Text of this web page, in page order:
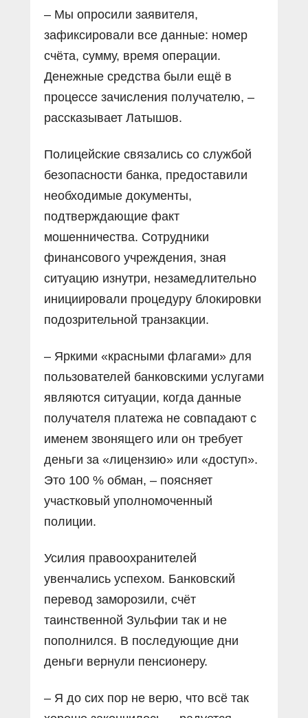
– Мы опросили заявителя,
зафиксировали все данные: номер
счёта, сумму, время операции.
Денежные средства были ещё в
процессе зачисления получателю, –
рассказывает Латышов.
Полицейские связались со службой
безопасности банка, предоставили
необходимые документы,
подтверждающие факт
мошенничества. Сотрудники
финансового учреждения, зная
ситуацию изнутри, незамедлительно
инициировали процедуру блокировки
подозрительной транзакции.
– Яркими «красными флагами» для
пользователей банковскими услугами
являются ситуации, когда данные
получателя платежа не совпадают с
именем звонящего или он требует
деньги за «лицензию» или «доступ».
Это 100 % обман, – поясняет
участковый уполномоченный
полиции.
Усилия правоохранителей
увенчались успехом. Банковский
перевод заморозили, счёт
таинственной Зульфии так и не
пополнился. В последующие дни
деньги вернули пенсионеру.
– Я до сих пор не верю, что всё так